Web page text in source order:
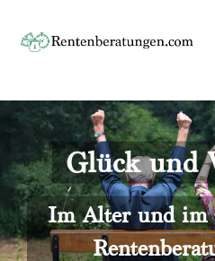
content
Startseite
Rente
Rentenberater
Rentenversicherung
Über uns
Kontakt
Glück und
Im Alter und im